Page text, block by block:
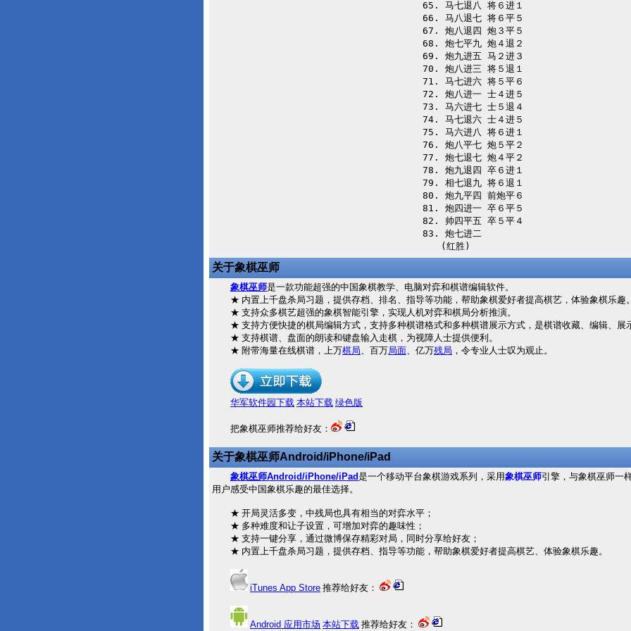
65. 马七退八 将６进１
66. 马八退七 将６平５
67. 炮八退四 炮３平５
68. 炮七平九 炮４退２
69. 炮九进五 马２进３
70. 炮八进三 将５退１
71. 马七进六 将５平６
72. 炮八进一 士４进５
73. 马六进七 士５退４
74. 马七退六 士４进５
75. 马六进八 将６进１
76. 炮八平七 炮５平２
77. 炮七退七 炮４平２
78. 炮九退四 卒６进１
79. 相七退九 将６退１
80. 炮九平四 前炮平６
81. 炮四进一 卒６平５
82. 帅四平五 卒５平４
83. 炮七进二
(红胜)
关于象棋巫师
象棋巫师是一款功能超强的中国象棋教学、电脑对弈和棋谱编辑软件。
★ 内置上千盘杀局习题，提供存档、排名、指导等功能，帮助象棋爱好者提高棋艺，体验象棋乐趣
★ 支持众多棋艺超强的象棋智能引擎，实现人机对弈和棋局分析推演。
★ 支持方便快捷的棋局编辑方式，支持多种棋谱格式和多种棋谱展示方式，是棋谱收藏、编辑、展
★ 支持棋谱、盘面的朗读和键盘输入走棋，为视障人士提供便利。
★ 附带海量在线棋谱，上万棋局、百万局面、亿万残局 ，令专业人士叹为观止。
华军软件园下载 本站下载 绿色版
把象棋巫师推荐给好友：
关于象棋巫师Android/iPhone/iPad
象棋巫师Android/iPhone/iPad是一个移动平台象棋游戏系列，采用象棋巫师引擎，与象棋巫师一
用户感受中国象棋乐趣的最佳选择。
★ 开局灵活多变，中残局也具有相当的对弈水平；
★ 多种难度和让子设置，可增加对弈的趣味性；
★ 支持一键分享，通过微博保存精彩对局，同时分享给好友；
★ 内置上千盘杀局习题，提供存档、指导等功能，帮助象棋爱好者提高棋艺、体验象棋乐趣。
iTunes App Store 推荐给好友：
Android 应用市场 本站下载 推荐给好友：